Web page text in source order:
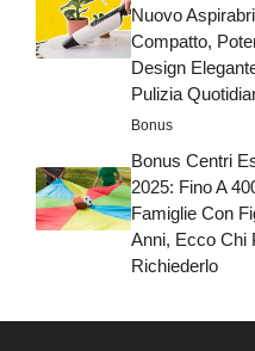
Nuovo
Compatto,
Design
Pulizia
Bonus
Bonus Centri
2025: Fino A
Famiglie Con
Anni, Ecco Chi
Richiederlo